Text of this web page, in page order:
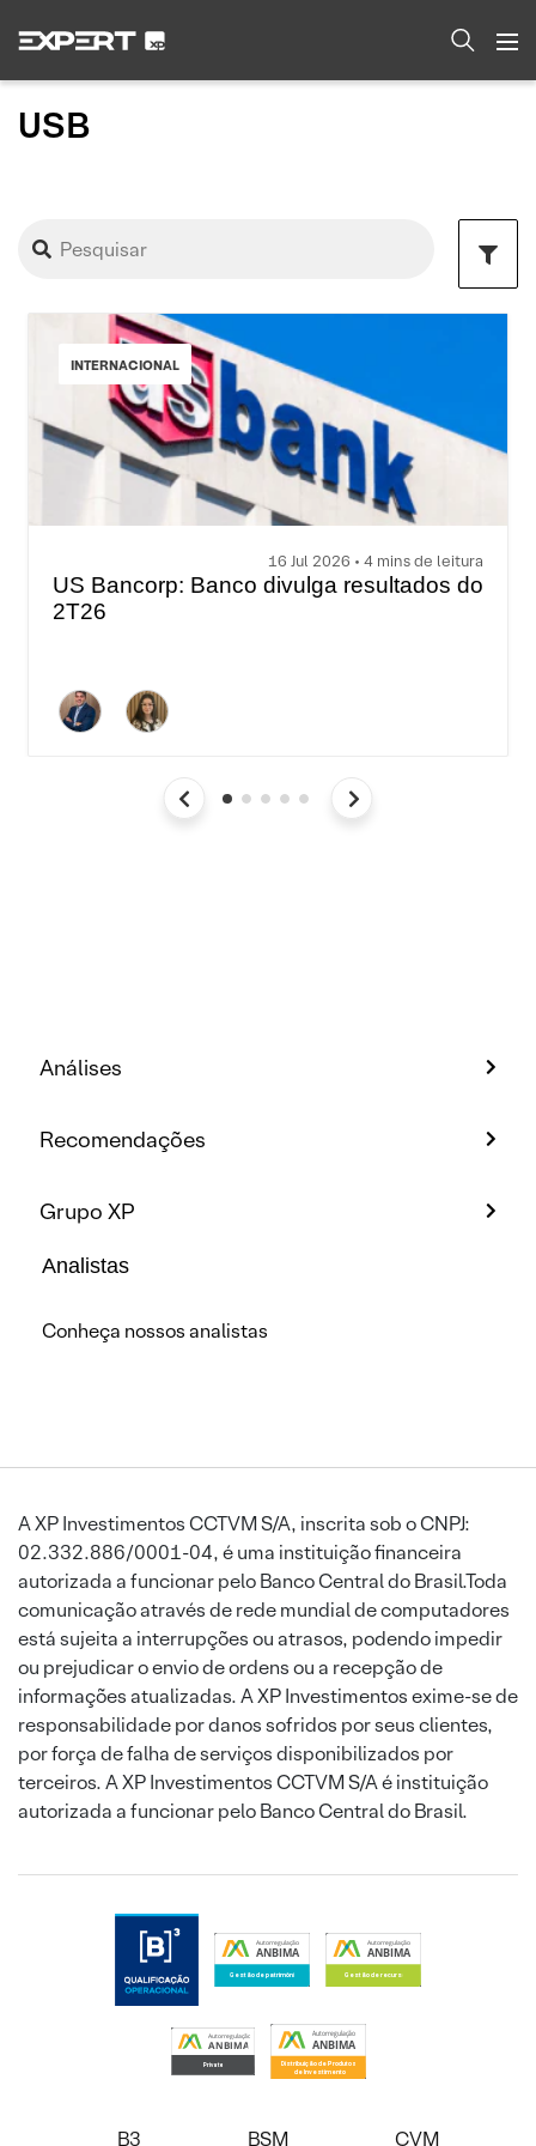
USB
INTERNACIONAL
16 Jul 2026 • 4 mins de leitura
US Bancorp: Banco divulga resultados do
2T26
Análises
Recomendações
Grupo XP
Analistas
Conheça nossos analistas
A XP Investimentos CCTVM S/A, inscrita sob o CNPJ:
02.332.886/0001-04, é uma instituição financeira
autorizada a funcionar pelo Banco Central do Brasil.Toda
comunicação através de rede mundial de computadores
está sujeita a interrupções ou atrasos, podendo impedir
ou prejudicar o envio de ordens ou a recepção de
informações atualizadas. A XP Investimentos exime-se de
responsabilidade por danos sofridos por seus clientes,
por força de falha de serviços disponibilizados por
terceiros. A XP Investimentos CCTVM S/A é instituição
autorizada a funcionar pelo Banco Central do Brasil.
B3 BSM CVM